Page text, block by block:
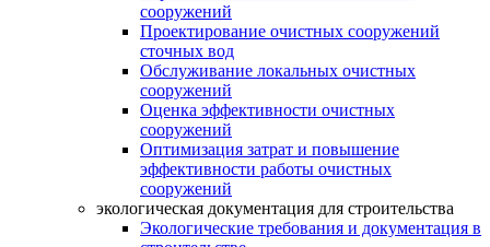
сооружений
Проектирование очистных сооружений
сточных вод
Обслуживание локальных очистных
сооружений
Оценка эффективности очистных
сооружений
Оптимизация затрат и повышение
эффективности работы очистных
сооружений
экологическая документация для строительства
Экологические требования и документация в